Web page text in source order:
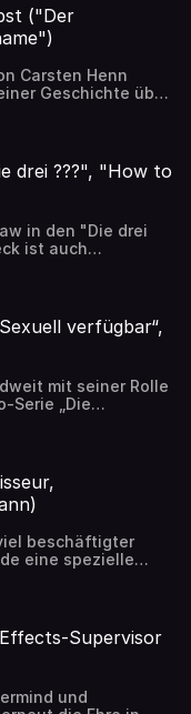
("Der
Carsten Henn
Geschichte über
zu Fuß
Mädchen aus der
Henn – eine
gesehen hat. Im
er, warum die
Feelgood-Film ist
ein Wolf im
drei ???", "How to
in den "Die drei
ist auch
– und Hitchcock-
stellt er die
Karrierestart
hat, wie
und was seine
verfügbar“,
mit seiner Rolle
Serie „Die
Ladendetektiv
und ist nun
er über seine
Schulze-Rapps
mit dem
beschäftigter
eine spezielle
mit einem
3 „Sløborn“
ein Hollywood-Dreh
Klassiker
Mit Oliver
Geldgeber in
Supervisor
und